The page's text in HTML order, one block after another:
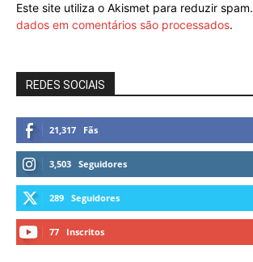
Este site utiliza o Akismet para reduzir spam.
dados em comentários são processados.
REDES SOCIAIS
21,317 Fãs
3,503 Seguidores
289 Seguidores
77 Inscritos